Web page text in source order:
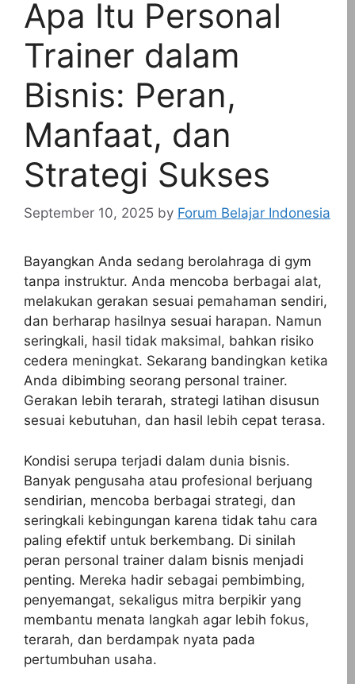
Apa Itu Personal
Trainer dalam
Bisnis: Peran,
Manfaat, dan
Strategi Sukses
September 10, 2025 by Forum Belajar Indonesia
Bayangkan Anda sedang berolahraga di gym
tanpa instruktur. Anda mencoba berbagai alat,
melakukan gerakan sesuai pemahaman sendiri,
dan berharap hasilnya sesuai harapan. Namun
seringkali, hasil tidak maksimal, bahkan risiko
cedera meningkat. Sekarang bandingkan ketika
Anda dibimbing seorang personal trainer.
Gerakan lebih terarah, strategi latihan disusun
sesuai kebutuhan, dan hasil lebih cepat terasa.
Kondisi serupa terjadi dalam dunia bisnis.
Banyak pengusaha atau profesional berjuang
sendirian, mencoba berbagai strategi, dan
seringkali kebingungan karena tidak tahu cara
paling efektif untuk berkembang. Di sinilah
peran personal trainer dalam bisnis menjadi
penting. Mereka hadir sebagai pembimbing,
penyemangat, sekaligus mitra berpikir yang
membantu menata langkah agar lebih fokus,
terarah, dan berdampak nyata pada
pertumbuhan usaha.